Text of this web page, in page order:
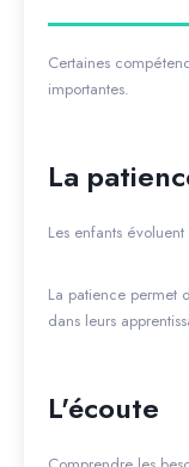
Certaines
importantes.
La
Les enfants
La patience permet
dans leurs
L'écoute